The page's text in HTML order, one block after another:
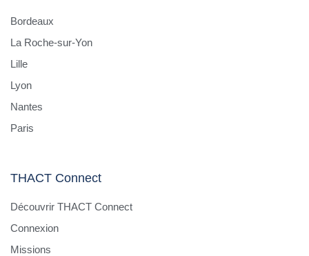
Bordeaux
La Roche-sur-Yon
Lille
Lyon
Nantes
Paris
THACT Connect
Découvrir THACT Connect
Connexion
Missions